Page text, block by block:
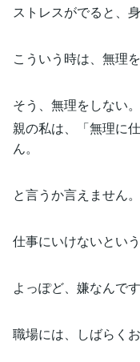
ストレスがでると、
こういう時は、無理
そう、無理をしない。
親の私は、「無理に
ん。
と言うか言えません。
仕事にいけないとい
よっぽど、嫌なんです
職場には、しばらく